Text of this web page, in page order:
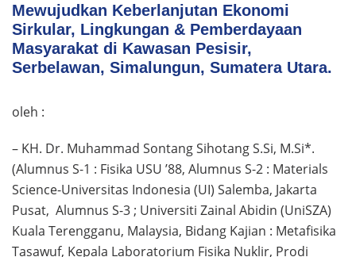
Mewujudkan Keberlanjutan Ekonomi
Sirkular, Lingkungan & Pemberdayaan
Masyarakat di Kawasan Pesisir,
Serbelawan, Simalungun, Sumatera Utara.
oleh :
– KH. Dr. Muhammad Sontang Sihotang S.Si, M.Si*.
(Alumnus S-1 : Fisika USU ’88, Alumnus S-2 : Materials
Science-Universitas Indonesia (UI) Salemba, Jakarta
Pusat, Alumnus S-3 ; Universiti Zainal Abidin (UniSZA)
Kuala Terengganu, Malaysia, Bidang Kajian : Metafisika
Tasawuf, Kepala Laboratorium Fisika Nuklir, Prodi